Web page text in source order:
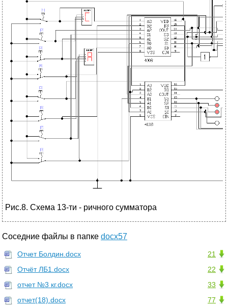
Рис.8. Схема 13-ти - ричного сумматора
Соседние файлы в папке docx57
21
Отчет Болдин.docx
22
Отчёт ЛБ1.docx
33
отчет №3 кг.docx
77
отчет(18).docx